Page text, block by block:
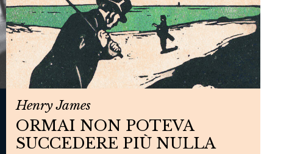
Henry James
ORMAI NON POTEVA
SUCCEDERE PIÙ NULLA